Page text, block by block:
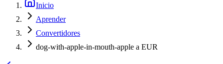
Inicio
Aprender
Convertidores
dog-with-apple-in-mouth-apple a EUR